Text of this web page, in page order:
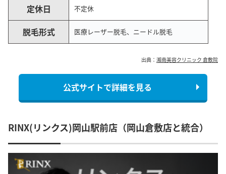
定休日
不定休
脱毛形式 医療レーザー脱毛、ニードル脱毛
出典： 湘南美容クリニック 倉敷院
公式サイトで詳細を見る
RINX(リンクス)岡山駅前店（岡山倉敷店と統合）